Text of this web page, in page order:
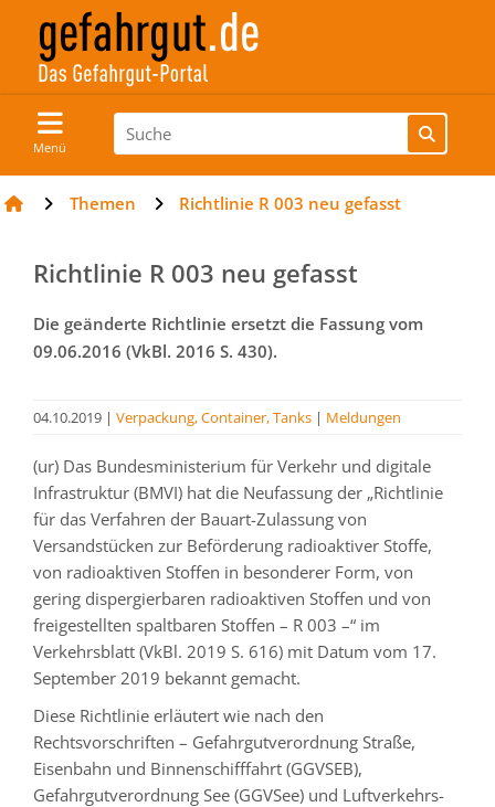
Menü
Themen Richtlinie R 003 neu gefasst
Richtlinie R 003 neu gefasst
Die geänderte Richtlinie ersetzt die Fassung vom
09.06.2016 (VkBl. 2016 S. 430).
04.10.2019 | Verpackung, Container, Tanks | Meldungen
(ur) Das Bundesministerium für Verkehr und digitale
Infrastruktur (BMVI) hat die Neufassung der „Richtlinie
für das Verfahren der Bauart-Zulassung von
Versandstücken zur Beförderung radioaktiver Stoffe,
von radioaktiven Stoffen in besonderer Form, von
gering dispergierbaren radioaktiven Stoffen und von
freigestellten spaltbaren Stoffen – R 003 –“ im
Verkehrsblatt (VkBl. 2019 S. 616) mit Datum vom 17.
September 2019 bekannt gemacht.
Diese Richtlinie erläutert wie nach den
Rechtsvorschriften – Gefahrgutverordnung Straße,
Eisenbahn und Binnenschifffahrt (GGVSEB),
Gefahrgutverordnung See (GGVSee) und Luftverkehrs-